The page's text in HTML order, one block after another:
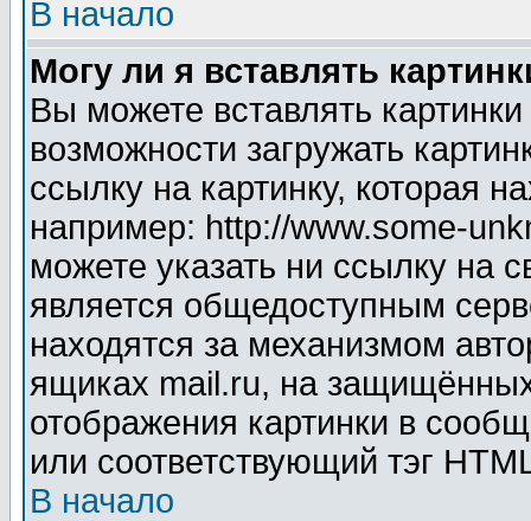
В начало
Могу ли я вставлять
Вы можете вставлять
возможности загружать
ссылку на картинку, которая
например: http://www.some-
можете указать ни ссылку на
является общедоступным
находятся за механизмом
ящиках mail.ru, на
отображения картинки в
или соответствующий тэг
В начало